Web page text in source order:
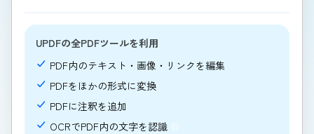
UPDFの全PDFツールを利用
PDF内のテキスト・画像・リンクを編集
PDFをほかの形式に変換
PDFに注釈を追加
OCRでPDF内の文字を認識